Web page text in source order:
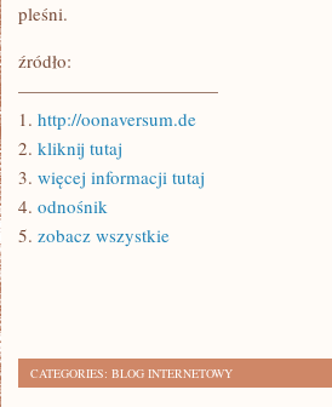
pleśni.
źródło:
———————————
1. http://oonaversum.de
2. kliknij tutaj
3. więcej informacji tutaj
4. odnośnik
5. zobacz wszystkie
CATEGORIES: BLOG INTERNETOWY